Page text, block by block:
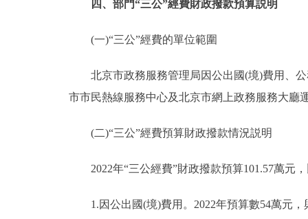
四、部門“三公”經費財政撥款預算説明
(一)“三公”經費的單位範圍
北京市政務服務管理局因公出國(境)費用、公
市市民熱線服務中心及北京市網上政務服務大廳
(二)“三公”經費預算財政撥款情況説明
2022年“三公經費”財政撥款預算101.57萬元，
1.因公出國(境)費用。2022年預算數54萬元，